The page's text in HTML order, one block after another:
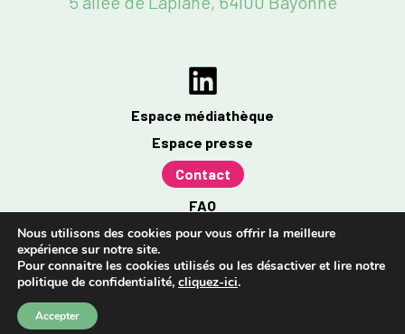
Espace médiathèque
Espace presse
Contact
FAQ
Mentions légales
Politique de confidentialité
Accessibilité : partiellement conforme à 96%
Nous utilisons des cookies pour vous offrir la meilleure
expérience sur notre site.
Pour connaitre les cookies utilisés ou les désactiver et lire notre
politique de confidentialité, cliquez-ici.
Accepter